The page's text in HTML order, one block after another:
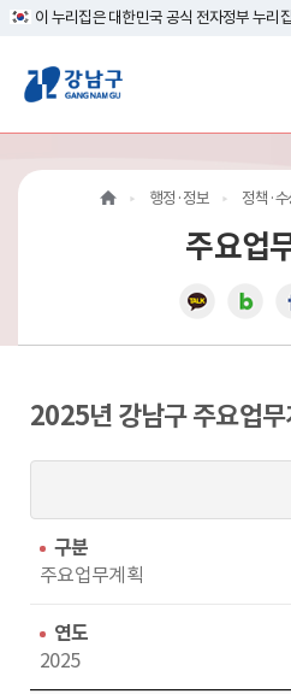
이 누리집은 대한민국 공식 전자정부 누리
강
남
구
메
인
이
동
행정·정보 정책·
주요업
2025년 강남구 주요업무
구분
주요업무계획
연도
2025